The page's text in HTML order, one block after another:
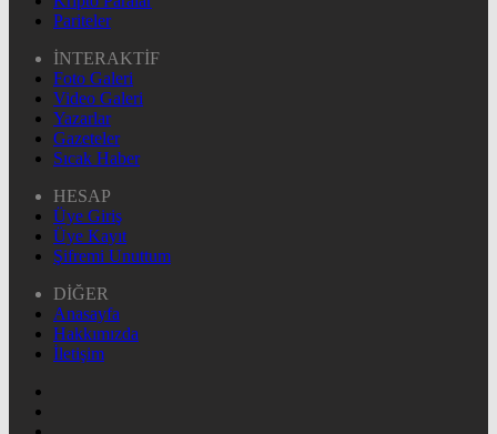
Pariteler
İNTERAKTİF
Foto Galeri
Video Galeri
Yazarlar
Gazeteler
Sıcak Haber
HESAP
Üye Giriş
Üye Kayıt
Şifremi Unuttum
DİĞER
Anasayfa
Hakkımızda
İletişim